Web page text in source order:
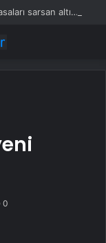
Petrol çakıldı ama beklenen olmadı! Piyasaları sarsan altın iddiası
0